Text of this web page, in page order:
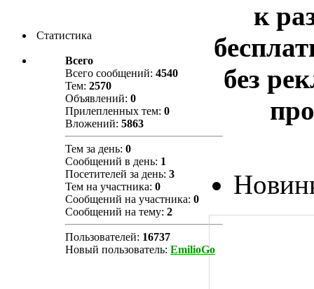
Статистика
Всего
Всего сообщений: 4540
Тем: 2570
Объявлений: 0
Прилепленных тем: 0
Вложений: 5863
Тем за день: 0
Сообщений в день: 1
Посетителей за день: 3
Тем на участника: 0
Сообщений на участника: 0
Сообщений на тему: 2
Пользователей: 16737
Новый пользователь: EmilioGo
к
без